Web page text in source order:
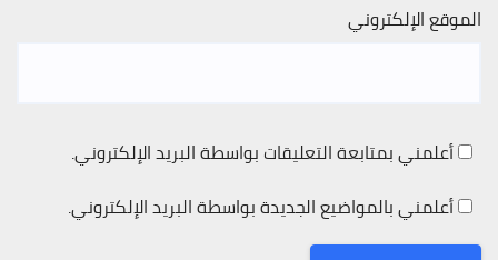
الموقع الإلكتروني
أعلمني بمتابعة التعليقات بواسطة البريد الإلكتروني.
أعلمني بالمواضيع الجديدة بواسطة البريد الإلكتروني.